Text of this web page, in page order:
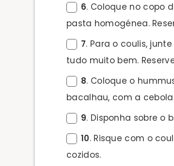
6. Coloque no copo
pasta homogénea.
7. Para o coulis,
tudo muito bem.
8. Coloque o
bacalhau, com a
9. Disponha sobre o
10. Risque com o
cozidos.